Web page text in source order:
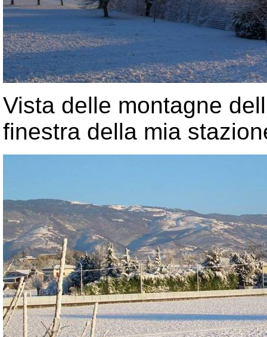
Vista delle montagne
finestra della mia